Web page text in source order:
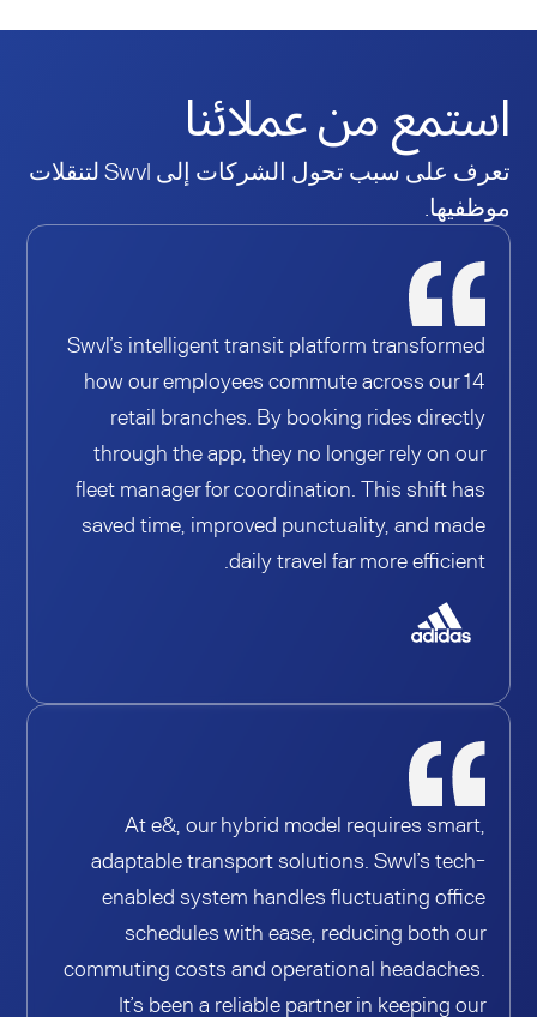
استمع من عملائنا
تعرف على سبب تحول الشركات إلى Swvl لتنقلات
موظفيها.
Swvl’s intelligent transit platform transformed
how our employees commute across our 14
retail branches. By booking rides directly
through the app, they no longer rely on our
fleet manager for coordination. This shift has
saved time, improved punctuality, and made
daily travel far more efficient.
At e&, our hybrid model requires smart,
adaptable transport solutions. Swvl’s tech-
enabled system handles fluctuating office
schedules with ease, reducing both our
commuting costs and operational headaches.
It’s been a reliable partner in keeping our